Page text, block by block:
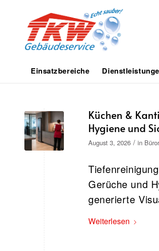
Einsatzbereiche
Küchen &
Hygiene und
August 3, 2026 / in
Gerüche und
generierte
Weiterlesen